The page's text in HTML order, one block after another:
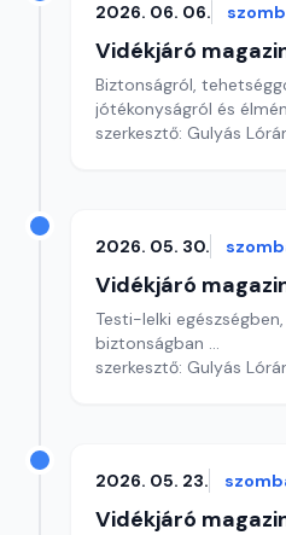
2026. 06. 06.
Vidékjáró
Biztonságról,
jótékonyságról és
szerkesztő: Gulyás
2026. 05. 30.
Vidékjáró
Testi-lelki
biztonságban ...
szerkesztő: Gulyás
2026. 05. 23.
Vidékjáró